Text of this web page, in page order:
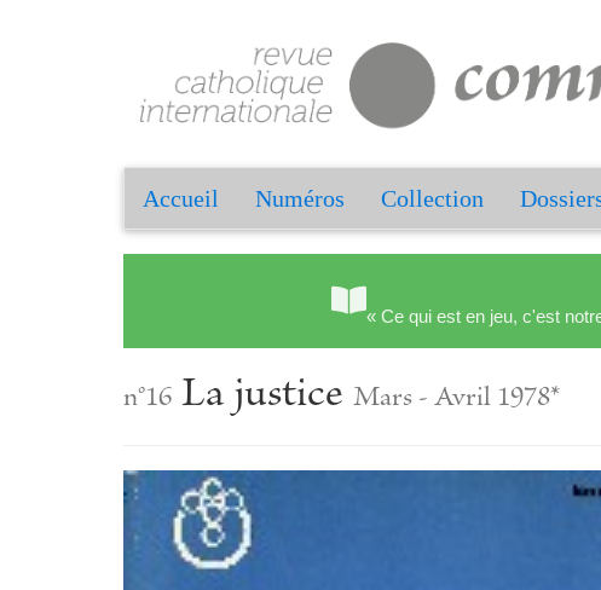
Accueil Numéros Collection
« Ce qui est en jeu, c'est
n°16 La justice Mars - Avril 1978*